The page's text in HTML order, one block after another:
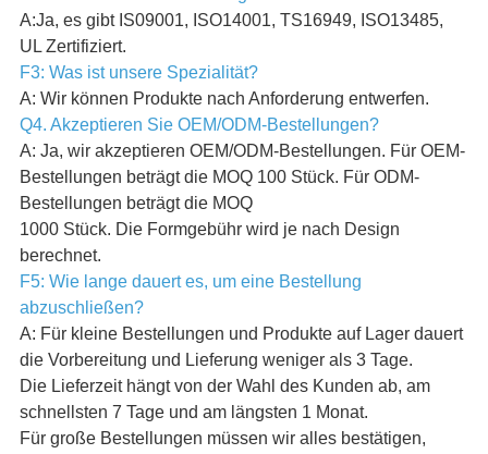
A:Ja, es gibt IS09001, ISO14001, TS16949, ISO13485,
UL Zertifiziert.
F3: Was ist unsere Spezialität?
A: Wir können Produkte nach Anforderung entwerfen.
Q4. Akzeptieren Sie OEM/ODM-Bestellungen?
A: Ja, wir akzeptieren OEM/ODM-Bestellungen. Für OEM-
Bestellungen beträgt die MOQ 100 Stück. Für ODM-
Bestellungen beträgt die MOQ
1000 Stück. Die Formgebühr wird je nach Design
berechnet.
F5: Wie lange dauert es, um eine Bestellung
abzuschließen?
A: Für kleine Bestellungen und Produkte auf Lager dauert
die Vorbereitung und Lieferung weniger als 3 Tage.
Die Lieferzeit hängt von der Wahl des Kunden ab, am
schnellsten 7 Tage und am längsten 1 Monat.
Für große Bestellungen müssen wir alles bestätigen,